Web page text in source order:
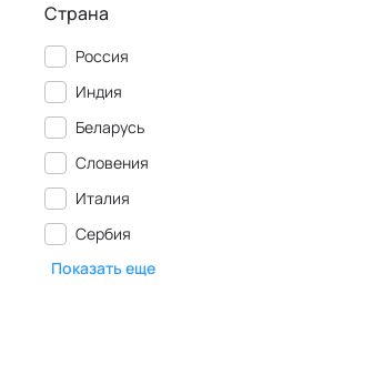
Страна
Россия
Индия
Беларусь
Словения
Италия
Сербия
Показать еще